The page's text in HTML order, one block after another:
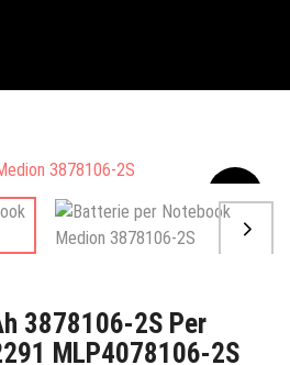
3878106-2S Per
MLP4078106-2S